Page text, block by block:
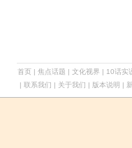
首页 | 焦点话题 | 文化视界 | 10话实
| 联系我们 | 关于我们 | 版本说明 |